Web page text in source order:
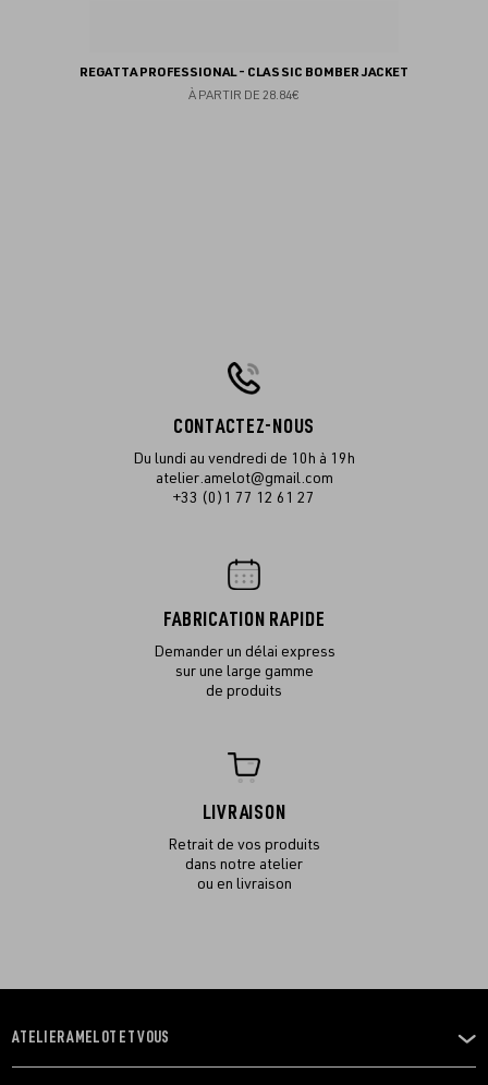
REGATTA PROFESSIONAL - CLASSIC BOMBER JACKET
À PARTIR DE 28.84€
CONTACTEZ-NOUS
Du lundi au vendredi de 10h à 19h
atelier.amelot@gmail.com
+33 (0)1 77 12 61 27
FABRICATION RAPIDE
Demander un délai express
sur une large gamme
de produits
LIVRAISON
Retrait de vos produits
dans notre atelier
ou en livraison
OUVRIR
LE
ATELIER AMELOT ET VOUS